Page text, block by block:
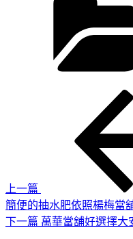
上一篇
簡便的抽水肥依照楊梅當
下
下一篇 萬華當舖好選擇大